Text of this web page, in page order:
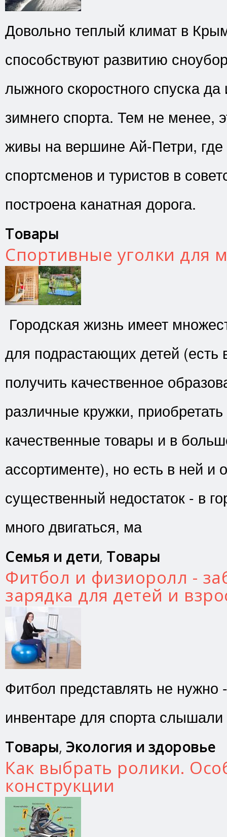
Довольно теплый климат в
способствуют развитию
лыжного скоростного спуска
зимнего спорта. Тем не менее,
живы на вершине Ай-Петри,
спортсменов и туристов в
построена канатная дорога.
Товары
Спортивные уголки для
Городская жизнь имеет
для подрастающих детей (есть
получить качественное
различные кружки,
качественные товары и в
ассортименте), но есть в ней и
существенный недостаток - в
много двигаться, ма
Семья и дети, Товары
Фитбол и физиоролл -
зарядка для детей и
Фитбол представлять не нужно
инвентаре для спорта слышали
Товары, Экология и здоровье
Как выбрать ролики.
конструкции